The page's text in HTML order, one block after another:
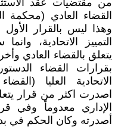
من مقتضيات عقد
القضاء العادي (محكمة
وهذا ليس بالقرار
التمييز الاتحادية،
يتعلق بالقضاء العادي
بقرارات القضاء
الاتحادية العليا
اصدرت اكثر من قرار
الإداري معدوماً وفي
أصدرته وكان الحكم في بداية